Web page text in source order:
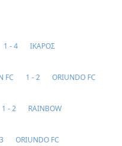
1 - 4
ΙΚΑΡΟΣ
FC 1 - 2
ORIUNDO FC
1 - 2
RAINBOW
ORIUNDO FC